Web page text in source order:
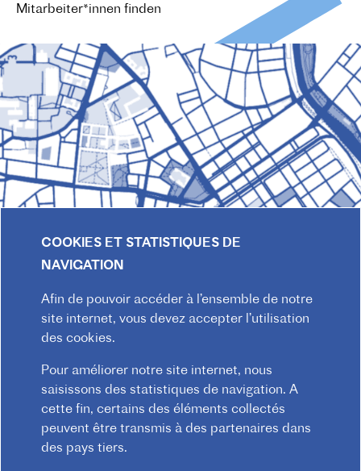
Mitarbeiter*innen finden
© 2026 Institut français d'Autriche-Vienne
Mentions légales
Confidentialité
Règlement intérieur
Contact CGV
COOKIES ET STATISTIQUES DE
NAVIGATION
Afin de pouvoir accéder à l’ensemble de notre
site internet, vous devez accepter l’utilisation
des cookies.
Pour améliorer notre site internet, nous
saisissons des statistiques de navigation. A
cette fin, certains des éléments collectés
peuvent être transmis à des partenaires dans
des pays tiers.